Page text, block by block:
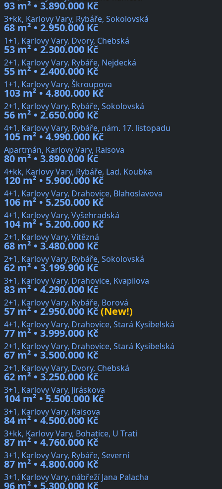
93 m² • 3.890.000 Kč
3+kk, Karlovy Vary, Rybáře, Sokolovská
68 m² • 2.950.000 Kč
1+1, Karlovy Vary, Dvory, Chebská
53 m² • 2.300.000 Kč
2+1, Karlovy Vary, Rybáře, Nejdecká
55 m² • 2.400.000 Kč
1+1, Karlovy Vary, Škroupova
103 m² • 4.800.000 Kč
2+1, Karlovy Vary, Rybáře, Sokolovská
56 m² • 2.650.000 Kč
4+1, Karlovy Vary, Rybáře, nám. 17. listopadu
105 m² • 4.990.000 Kč
Apartmán, Karlovy Vary, Raisova
80 m² • 3.890.000 Kč
4+kk, Karlovy Vary, Rybáře, Lad. Koubka
120 m² • 5.900.000 Kč
4+1, Karlovy Vary, Drahovice, Blahoslavova
106 m² • 5.250.000 Kč
4+1, Karlovy Vary, Vyšehradská
104 m² • 5.200.000 Kč
2+1, Karlovy Vary, Vítězná
68 m² • 3.480.000 Kč
2+1, Karlovy Vary, Rybáře, Sokolovská
62 m² • 3.199.900 Kč
3+1, Karlovy Vary, Drahovice, Kvapilova
83 m² • 4.290.000 Kč
2+1, Karlovy Vary, Rybáře, Borová
57 m² • 2.950.000 Kč(New!)
4+1, Karlovy Vary, Drahovice, Stará Kysibelská
77 m² • 3.999.000 Kč
2+1, Karlovy Vary, Drahovice, Stará Kysibelská
67 m² • 3.500.000 Kč
2+1, Karlovy Vary, Dvory, Chebská
62 m² • 3.250.000 Kč
3+1, Karlovy Vary, Jiráskova
104 m² • 5.500.000 Kč
3+1, Karlovy Vary, Raisova
84 m² • 4.500.000 Kč
3+kk, Karlovy Vary, Bohatice, U Trati
87 m² • 4.760.000 Kč
3+1, Karlovy Vary, Rybáře, Severní
87 m² • 4.800.000 Kč
3+1, Karlovy Vary, nábřeží Jana Palacha
96 m² • 5.300.000 Kč